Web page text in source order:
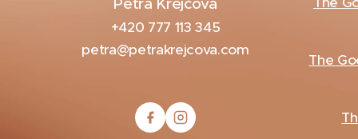
+420 777 113 345
petra@petrakrejcova.com
The